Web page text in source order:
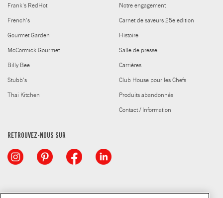
Frank's RedHot
French's
Gourmet Garden
McCormick Gourmet
Billy Bee
Stubb's
Thai Kitchen
Notre engagement
Carnet de saveurs 25e edition
Histoire
Salle de presse
Carrières
Club House pour les Chefs
Produits abandonnés
Contact / Information
RETROUVEZ-NOUS SUR